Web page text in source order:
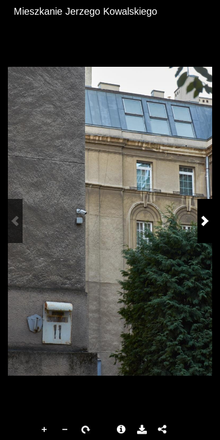
Mieszkanie Jerzego Kowalskiego